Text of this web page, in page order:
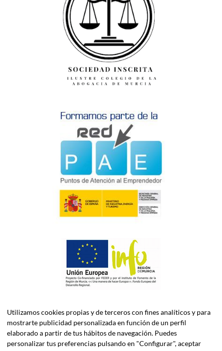
Utilizamos cookies propias y de terceros con fines analíticos y para
mostrarte publicidad personalizada en función de un perfil
elaborado a partir de tus hábitos de navegación. Puedes
personalizar tus preferencias pulsando en "Configurar", aceptar